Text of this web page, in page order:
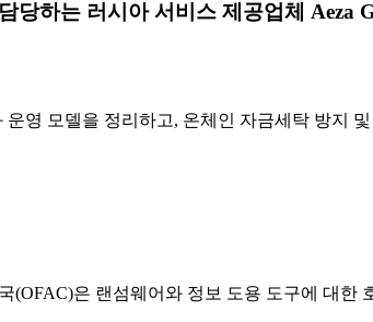
당하는 러시아 서비스 제공업체 Aeza
운영 모델을 정리하고, 온체인 자금세탁 방지
(OFAC)은 랜섬웨어와 정보 도용 도구에 대한